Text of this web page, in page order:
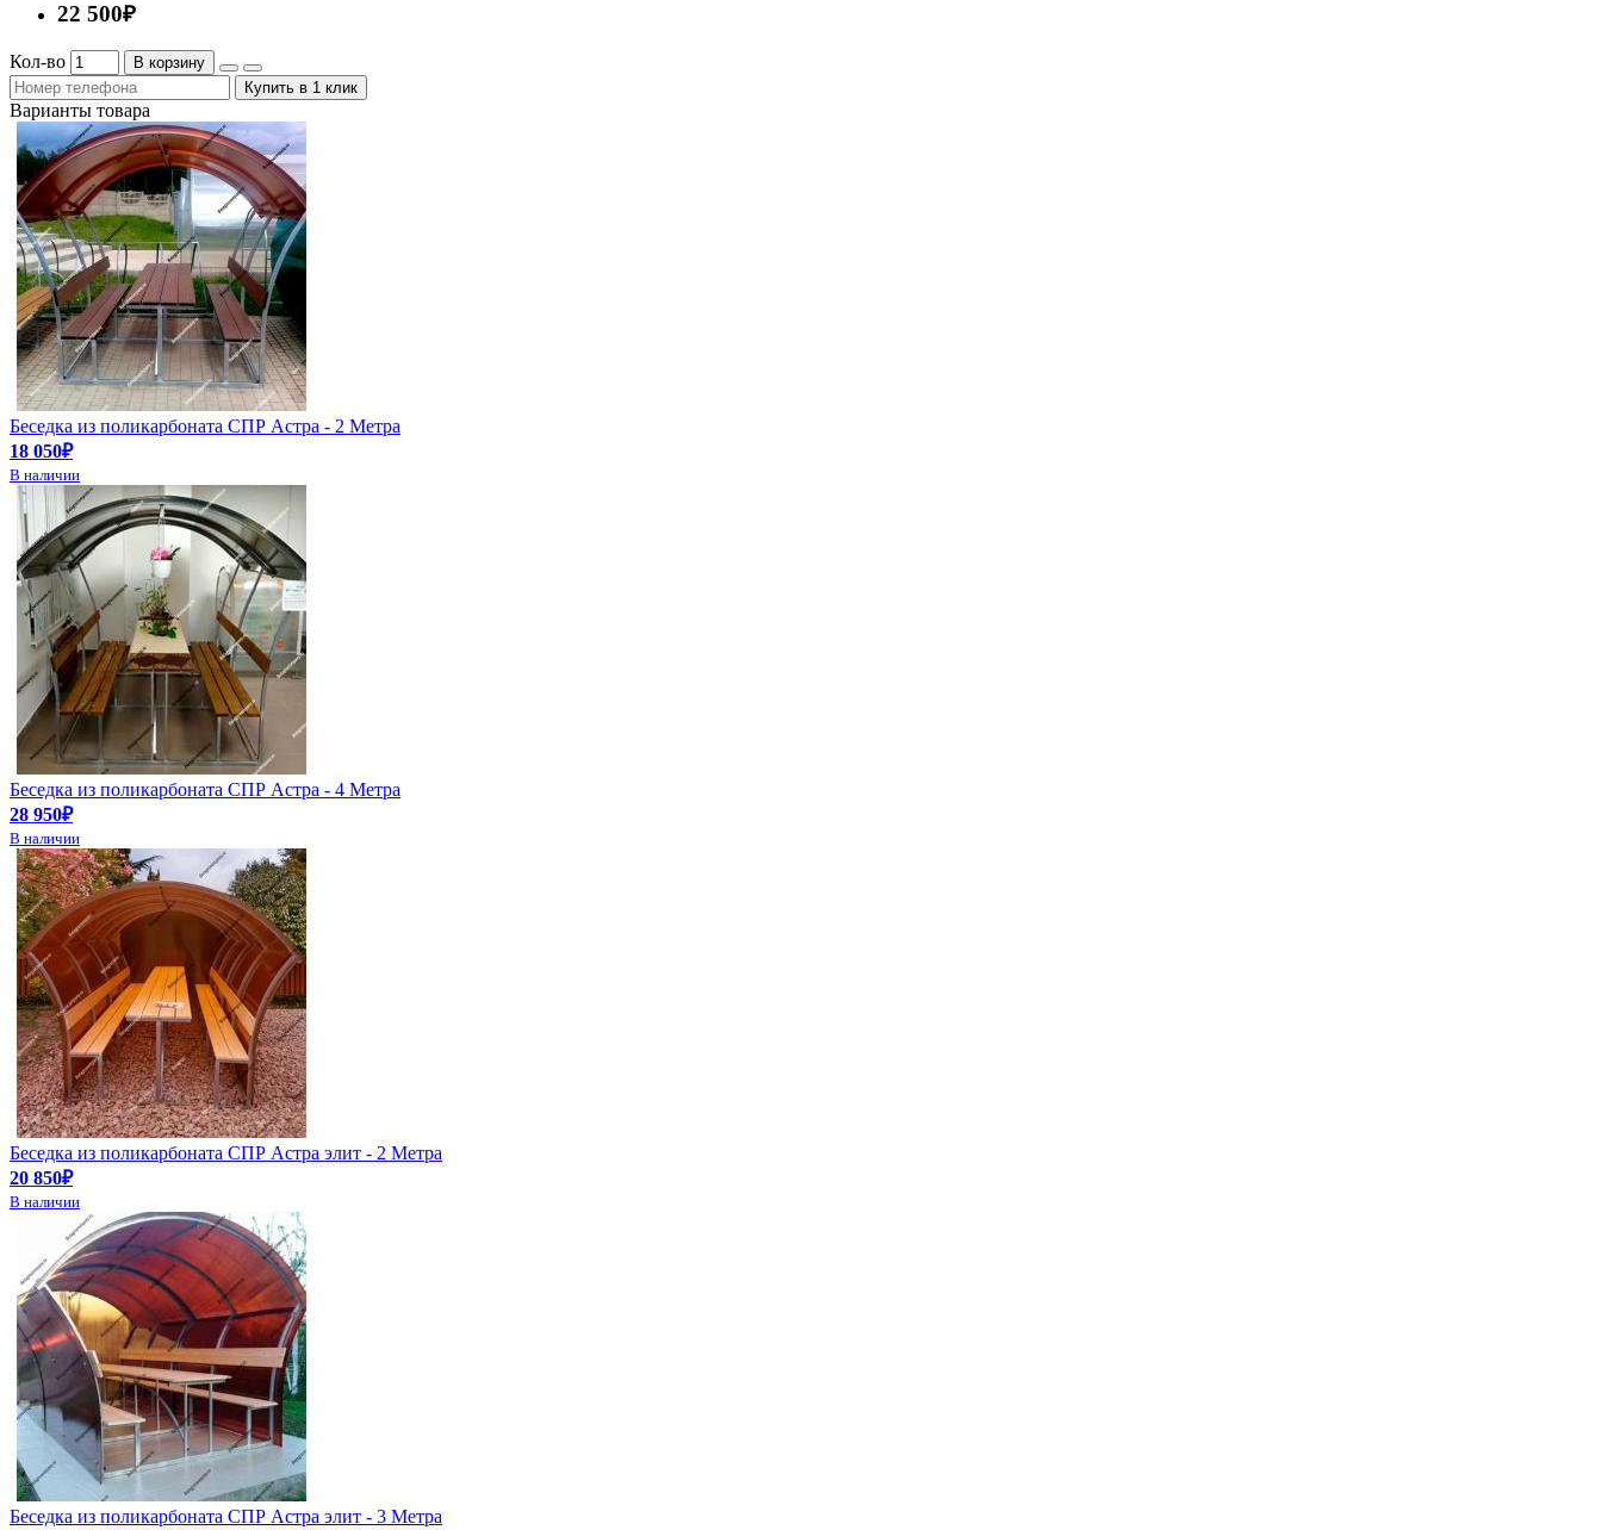
22 500₽
Кол-во
В корзину
Купить в 1 клик
Варианты товара
Беседка из поликарбоната СПР Астра - 2 Метра
18 050₽
В наличии
Беседка из поликарбоната СПР Астра - 4 Метра
28 950₽
В наличии
Беседка из поликарбоната СПР Астра элит - 2 Метра
20 850₽
В наличии
Беседка из поликарбоната СПР Астра элит - 3 Метра